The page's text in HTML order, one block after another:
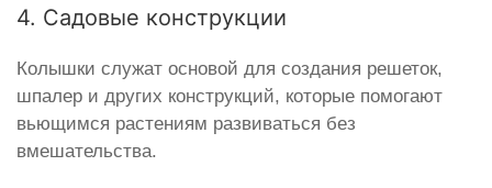
4. Садовые конструкции
Колышки служат основой для создания решеток,
шпалер и других конструкций, которые помогают
вьющимся растениям развиваться без
вмешательства.